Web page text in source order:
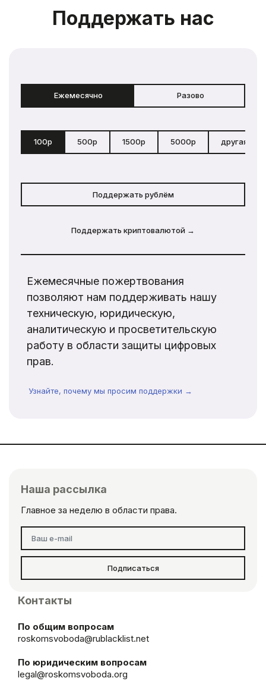
Поддержать нас
Ежемесячно Разово
100р 500р 1500р 5000р другая
Поддержать рублём
Поддержать криптовалютой →
Ежемесячные пожертвования
позволяют нам поддерживать нашу
техническую, юридическую,
аналитическую и просветительскую
работу в области защиты цифровых
прав.
Узнайте, почему мы просим поддержки →
Наша рассылка
Главное за неделю в области права.
Подписаться
Контакты
По общим вопросам
roskomsvoboda@rublacklist.net
По юридическим вопросам
legal@roskomsvoboda.org